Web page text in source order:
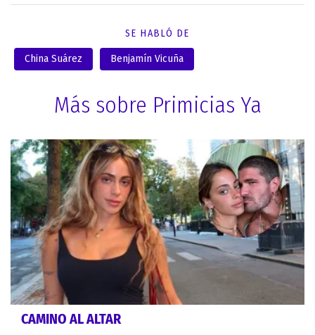
SE HABLÓ DE
China Suárez Benjamín Vicuña
Más sobre Primicias Ya
CAMINO AL ALTAR